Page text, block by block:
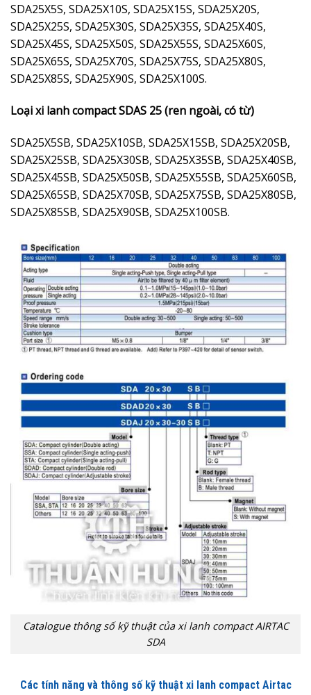
SDA25X5S, SDA25X10S, SDA25X15S, SDA25X20S,
SDA25X25S, SDA25X30S, SDA25X35S, SDA25X40S,
SDA25X45S, SDA25X50S, SDA25X55S, SDA25X60S,
SDA25X65S, SDA25X70S, SDA25X75S, SDA25X80S,
SDA25X85S, SDA25X90S, SDA25X100S.
Loại xi lanh compact SDAS 25 (ren ngoài, có từ)
SDA25X5SB, SDA25X10SB, SDA25X15SB, SDA25X20SB,
SDA25X25SB, SDA25X30SB, SDA25X35SB, SDA25X40SB,
SDA25X45SB, SDA25X50SB, SDA25X55SB, SDA25X60SB,
SDA25X65SB, SDA25X70SB, SDA25X75SB, SDA25X80SB,
SDA25X85SB, SDA25X90SB, SDA25X100SB.
Catalogue thông số kỹ thuật của xi lanh compact AIRTAC
SDA
Các tính năng và thông số kỹ thuật xi lanh compact Airtac